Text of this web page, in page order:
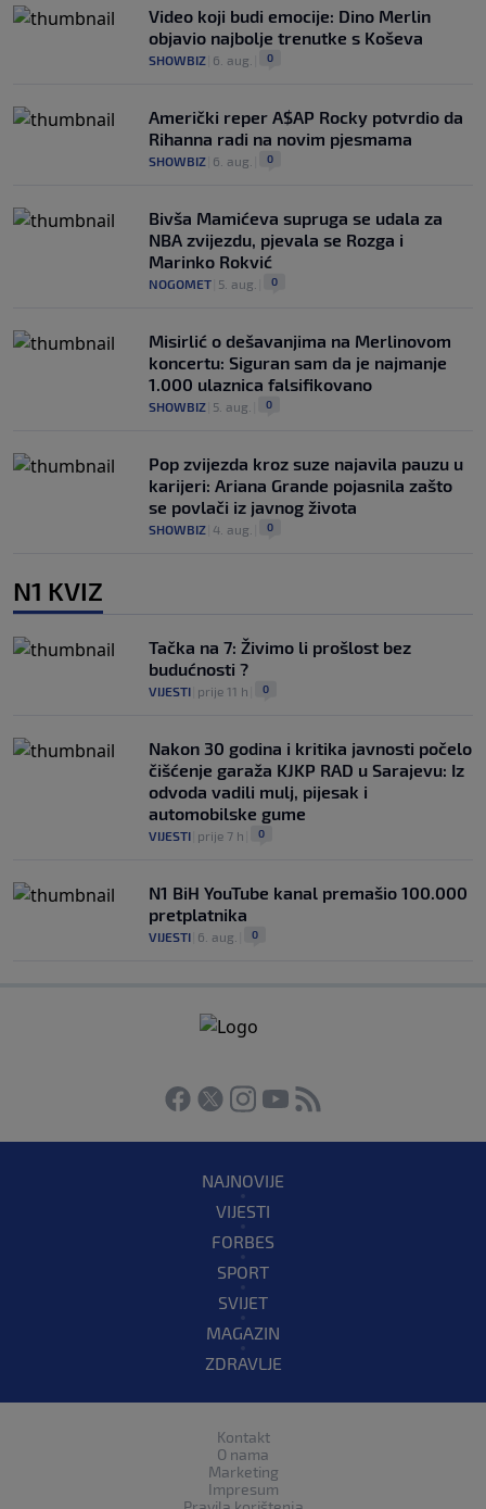
Video koji budi emocije: Dino Merlin
objavio najbolje trenutke s Koševa
SHOWBIZ 6. aug. 0
Američki reper A$AP Rocky potvrdio da
Rihanna radi na novim pjesmama
SHOWBIZ 6. aug. 0
Bivša Mamićeva supruga se udala za
NBA zvijezdu, pjevala se Rozga i
Marinko Rokvić
NOGOMET 5. aug. 0
Misirlić o dešavanjima na Merlinovom
koncertu: Siguran sam da je najmanje
1.000 ulaznica falsifikovano
SHOWBIZ 5. aug. 0
Pop zvijezda kroz suze najavila pauzu u
karijeri: Ariana Grande pojasnila zašto
se povlači iz javnog života
SHOWBIZ 4. aug. 0
N1 KVIZ
Tačka na 7: Živimo li prošlost bez
budućnosti ?
VIJESTI prije 11 h 0
Nakon 30 godina i kritika javnosti počelo
čišćenje garaža KJKP RAD u Sarajevu: Iz
odvoda vadili mulj, pijesak i
automobilske gume
VIJESTI prije 7 h 0
N1 BiH YouTube kanal premašio 100.000
pretplatnika
VIJESTI 6. aug. 0
NAJNOVIJE
VIJESTI
FORBES
SPORT
SVIJET
MAGAZIN
ZDRAVLJE
Kontakt
O nama
Marketing
Impresum